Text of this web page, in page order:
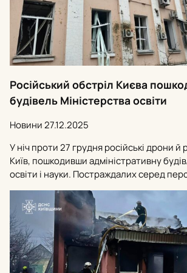
Російський обстріл Києва
будівель Міністерства освіти
Новини27.12.2025
У ніч проти 27 грудня російські дрони й
Київ, пошкодивши адміністративну
освіти і науки. Постраждалих серед